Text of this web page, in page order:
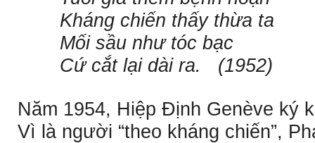
Kháng chiến thấy thừa ta
Mối sầu như tóc bạc
Cứ cắt lại dài ra. (1952)
Năm 1954, Hiệp Ðịnh Genève ký
Vì là người “theo kháng chiến”,